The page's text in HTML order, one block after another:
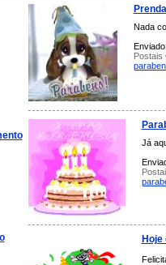
Nada
Postais
Já
Hoje